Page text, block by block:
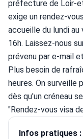
préfecture de Loir-
exige un rendez-
accueille du lundi
16h. Laissez-nous
prévenu par e-mail
Plus besoin de
heures. On surveille
dès qu'un créneau
"Rendez-vous visa
Infos pratiques